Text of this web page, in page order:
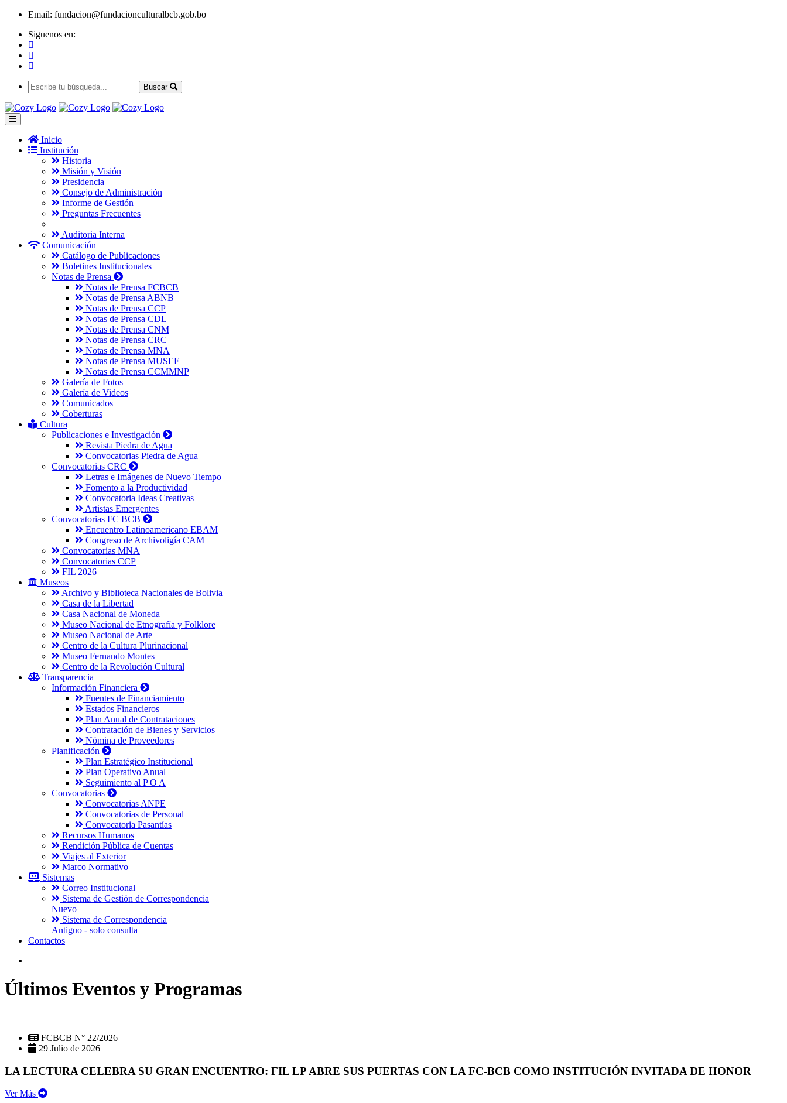
Email: fundacion@fundacionculturalbcb.gob.bo
Siguenos en:
Buscar
Inicio
Institución
Historia
Misión y Visión
Presidencia
Consejo de Administración
Informe de Gestión
Preguntas Frecuentes
Auditoria Interna
Comunicación
Catálogo de Publicaciones
Boletines Institucionales
Notas de Prensa
Notas de Prensa FCBCB
Notas de Prensa ABNB
Notas de Prensa CCP
Notas de Prensa CDL
Notas de Prensa CNM
Notas de Prensa CRC
Notas de Prensa MNA
Notas de Prensa MUSEF
Notas de Prensa CCMMNP
Galería de Fotos
Galería de Videos
Comunicados
Coberturas
Cultura
Publicaciones e Investigación
Revista Piedra de Agua
Convocatorias Piedra de Agua
Convocatorias CRC
Letras e Imágenes de Nuevo Tiempo
Fomento a la Productividad
Convocatoria Ideas Creativas
Artistas Emergentes
Convocatorias FC BCB
Encuentro Latinoamericano EBAM
Congreso de Archivoligía CAM
Convocatorias MNA
Convocatorias CCP
FIL 2026
Museos
Archivo y Biblioteca Nacionales de Bolivia
Casa de la Libertad
Casa Nacional de Moneda
Museo Nacional de Etnografía y Folklore
Museo Nacional de Arte
Centro de la Cultura Plurinacional
Museo Fernando Montes
Centro de la Revolución Cultural
Transparencia
Información Financiera
Fuentes de Financiamiento
Estados Financieros
Plan Anual de Contrataciones
Contratación de Bienes y Servicios
Nómina de Proveedores
Planificación
Plan Estratégico Institucional
Plan Operativo Anual
Seguimiento al P O A
Convocatorias
Convocatorias ANPE
Convocatorias de Personal
Convocatoria Pasantías
Recursos Humanos
Rendición Pública de Cuentas
Viajes al Exterior
Marco Normativo
Sistemas
Correo Institucional
Sistema de Gestión de Correspondencia
Nuevo
Sistema de Correspondencia
Antiguo - solo consulta
Contactos
Últimos Eventos y Programas
FCBCB N° 22/2026
29 Julio de 2026
LA LECTURA CELEBRA SU GRAN ENCUENTRO: FIL LP ABRE SUS PUERTAS CON LA FC-BCB COMO INSTITUCIÓN INVITADA DE HONOR
Ver Más